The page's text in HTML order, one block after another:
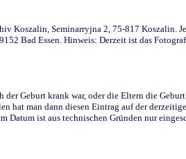
Koszalin, Seminarryjna 2, 75-817 Koszalin.
Bad Essen. Hinweis: Derzeit ist das
Geburt krank war, oder die Eltern die
hat man dann diesen Eintrag auf der
ist aus technischen Gründen nur